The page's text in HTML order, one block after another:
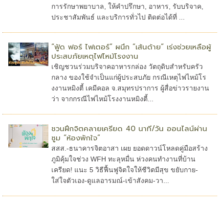
การรักษาพยาบาล, ให้คำปรึกษา, อาหาร, รับบริจาค,
ประชาสัมพันธ์ และบริการทั่วไป ติดต่อได้ที่ ...
“ฟู้ด ฟอร์ ไฟเตอร์” ผนึก “เส้นด้าย” เร่งช่วยเหลือผู้
ประสบภัยเหตุไฟไหม้โรงงาน
เชิญชวนร่วมบริจาคอาหารกล่อง วัตถุดิบสำหรับครัว
กลาง ของใช้จำเป็นแก่ผู้ประสบภัย กรณีเหตุไฟไหม้โร
งงานหมิงตี้ เคมีคอล จ.สมุทรปราการ ผู้สื่อข่าวรายงาน
ว่า จากกรณีไฟไหม้โรงงานหมิงตี้...
ชวนฝึกจิตคลายเครียด 40 นาที/วัน ออนไลน์ผ่าน
ซูม “ห้องพักใจ”
สสส.-ธนาคารจิตอาสา เผย ยอดดาวน์โหลดคู่มือสร้าง
ภูมิคุ้มใจช่วง WFH ทะลุหมื่น ห่วงคนทำงานที่บ้าน
เครียด! แนะ 5 วิธีฟื้นฟูจิตใจให้ชีวิตมีสุข ขยับกาย-
ใส่ใจตัวเอง-ดูแลอารมณ์-เข้าสังคม-วา...